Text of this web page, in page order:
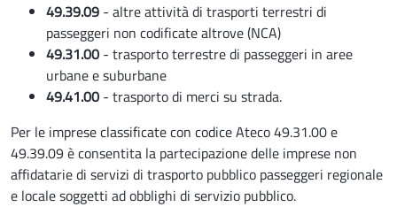
49.39.09 - altre attività di trasporti terrestri di
passeggeri non codificate altrove (NCA)
49.31.00 - trasporto terrestre di passeggeri in aree
urbane e suburbane
49.41.00 - trasporto di merci su strada.
Per le imprese classificate con codice Ateco 49.31.00 e
49.39.09 è consentita la partecipazione delle imprese non
affidatarie di servizi di trasporto pubblico passeggeri regionale
e locale soggetti ad obblighi di servizio pubblico.